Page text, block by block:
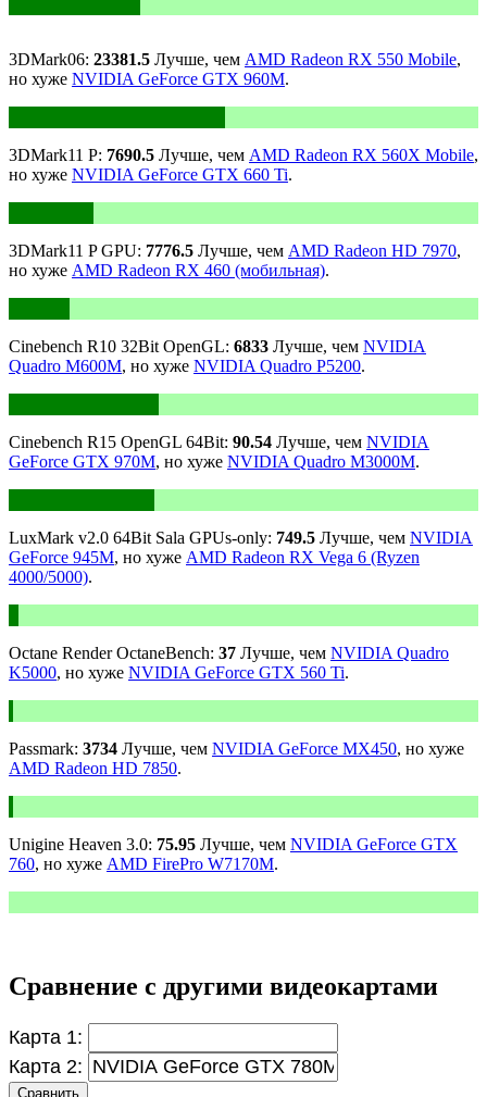
3DMark06: 23381.5 Лучше, чем AMD Radeon RX 550 Mobile,
но хуже NVIDIA GeForce GTX 960M.
3DMark11 P: 7690.5 Лучше, чем AMD Radeon RX 560X Mobile,
но хуже NVIDIA GeForce GTX 660 Ti.
3DMark11 P GPU: 7776.5 Лучше, чем AMD Radeon HD 7970,
но хуже AMD Radeon RX 460 (мобильная).
Cinebench R10 32Bit OpenGL: 6833 Лучше, чем NVIDIA
Quadro M600M, но хуже NVIDIA Quadro P5200.
Cinebench R15 OpenGL 64Bit: 90.54 Лучше, чем NVIDIA
GeForce GTX 970M, но хуже NVIDIA Quadro M3000M.
LuxMark v2.0 64Bit Sala GPUs-only: 749.5 Лучше, чем NVIDIA
GeForce 945M, но хуже AMD Radeon RX Vega 6 (Ryzen
4000/5000).
Octane Render OctaneBench: 37 Лучше, чем NVIDIA Quadro
K5000, но хуже NVIDIA GeForce GTX 560 Ti.
Passmark: 3734 Лучше, чем NVIDIA GeForce MX450, но хуже
AMD Radeon HD 7850.
Unigine Heaven 3.0: 75.95 Лучше, чем NVIDIA GeForce GTX
760, но хуже AMD FirePro W7170M.
Сравнение с другими видеокартами
Карта 1:
Карта 2:
Сравнить